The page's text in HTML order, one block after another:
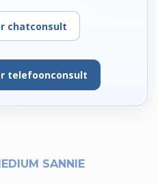
chatconsult
telefoonconsult
SANNIE